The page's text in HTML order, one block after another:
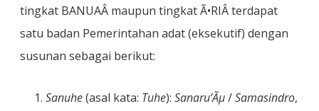
tingkat BANUAÂ maupun tingkat Ã•RIÂ terdapat
satu badan Pemerintahan adat (eksekutif) dengan
susunan sebagai berikut:
Sanuhe(asal kata: Tuhe): Sanaru’Ãµ/Samasindro,